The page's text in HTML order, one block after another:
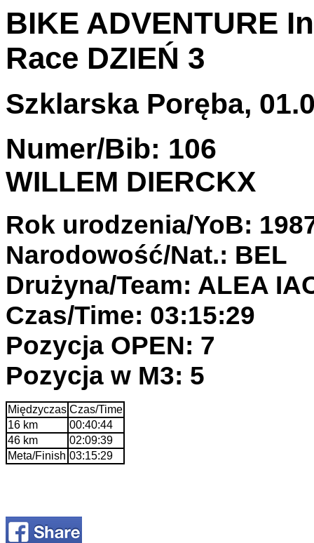
BIKE ADVENTURE
Race DZIEŃ 3
Szklarska Poręba,
Numer/Bib: 106
WILLEM DIERCKX
Rok urodzenia/YoB:
Narodowość/Nat.: BEL
Drużyna/Team: ALEA
Czas/Time: 03:15:29
Pozycja OPEN: 7
Pozycja w M3: 5
Międzyczas Czas/Time
16 km
00:40:44
46 km
02:09:39
Meta/Finish 03:15:29